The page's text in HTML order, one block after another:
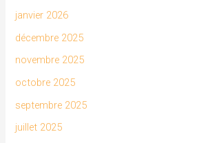
janvier 2026
décembre 2025
novembre 2025
octobre 2025
septembre 2025
juillet 2025